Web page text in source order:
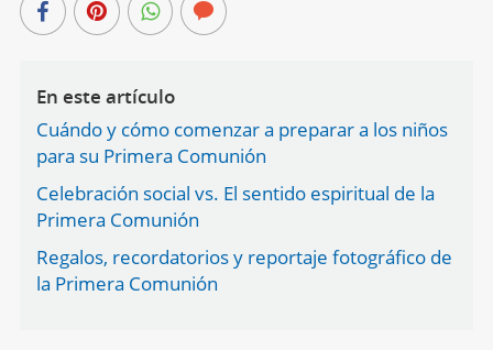
En este artículo
Cuándo y cómo comenzar a preparar a los niños
para su Primera Comunión
Celebración social vs. El sentido espiritual de la
Primera Comunión
Regalos, recordatorios y reportaje fotográfico de
la Primera Comunión